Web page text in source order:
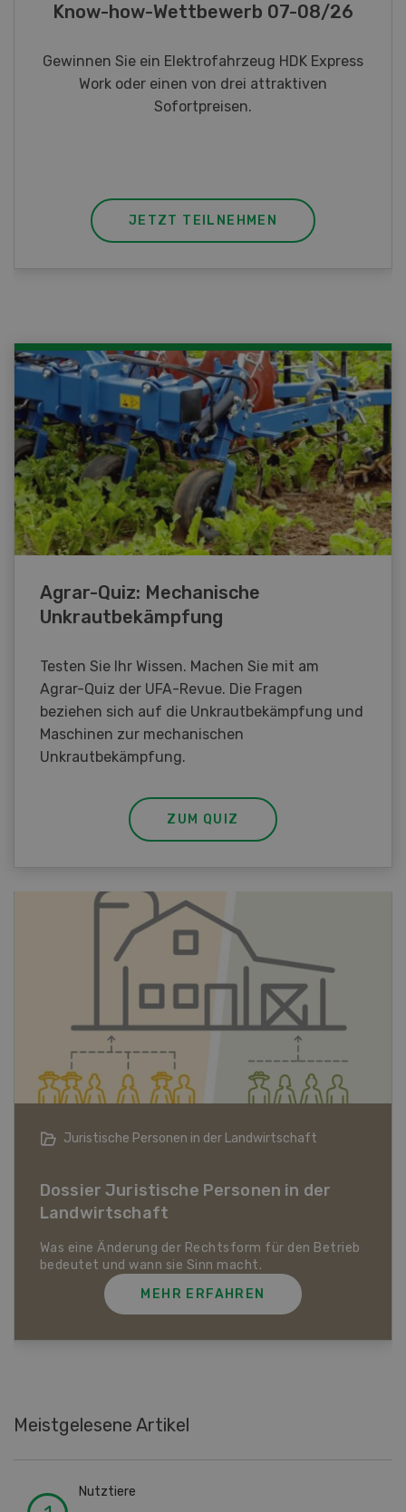
Fotorätsel 07-08/26
Gewinnen Sie eines von fünf LANDI
Taschenmessern
JETZT TEILNEHMEN
Agrar-Quiz: Mechanische
Unkrautbekämpfung
Testen Sie Ihr Wissen. Machen Sie mit am
Agrar-Quiz der UFA-Revue. Die Fragen
beziehen sich auf die Unkrautbekämpfung und
Maschinen zur mechanischen
Unkrautbekämpfung.
ZUM QUIZ
Bio-Artikel
Dossier Bio-Artikel
MEHR ERFAHREN
Meistgelesene Artikel
Nutztiere